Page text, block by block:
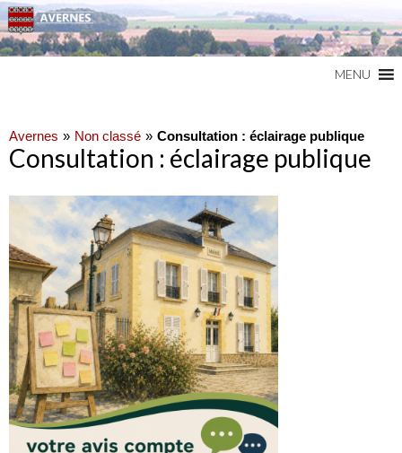
MENU
Avernes Non classé Consultation : éclairage publique
Consultation : éclairage publique